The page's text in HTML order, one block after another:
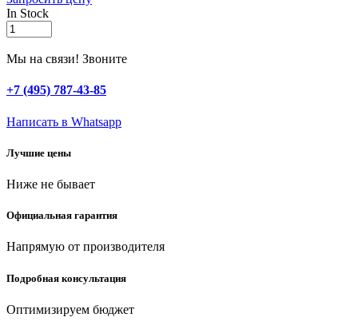
In Stock
ЗУБР
Электрик,
170
диэлектрические
усиленные
(2214-
17)
Мы на связи! Звоните
+7 (495) 787-43-85
Написать в Whatsapp
Лучшие цены
Ниже не бывает
Официальная гарантия
Напрямую от производителя
Подробная консультация
Оптимизируем бюджет